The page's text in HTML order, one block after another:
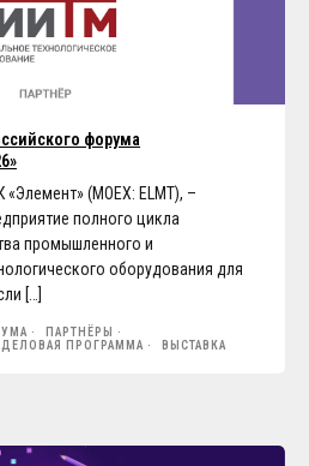
форума
(MOEX: ELMT), –
полного цикла
промышленного и
оборудования для
[…]
ПАРТНЁРЫ
ДЕЛОВАЯ ПРОГРАММА ВЫСТАВКА